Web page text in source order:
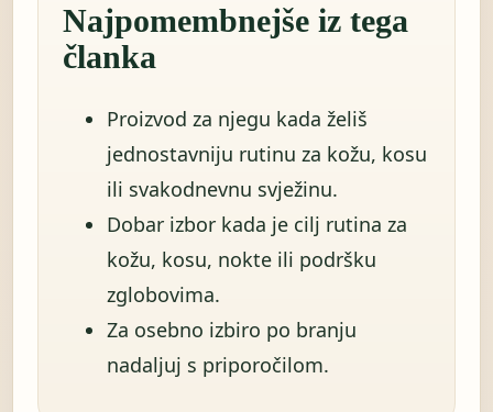
Najpomembnejše iz tega
članka
Proizvod za njegu kada želiš
jednostavniju rutinu za kožu, kosu
ili svakodnevnu svježinu.
Dobar izbor kada je cilj rutina za
kožu, kosu, nokte ili podršku
zglobovima.
Za osebno izbiro po branju
nadaljuj s priporočilom.